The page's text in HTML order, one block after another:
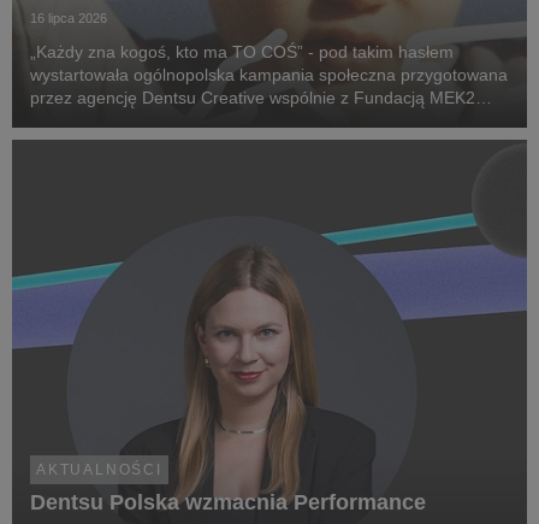
16 lipca 2026
„Każdy zna kogoś, kto ma TO COŚ” - pod takim hasłem
wystartowała ogólnopolska kampania społeczna przygotowana
przez agencję Dentsu Creative wspólnie z Fundacją MEK2
chorób rzadkich, zwrócenie uwagi na problemy pac...
AKTUALNOŚCI
Dentsu Polska wzmacnia Performance